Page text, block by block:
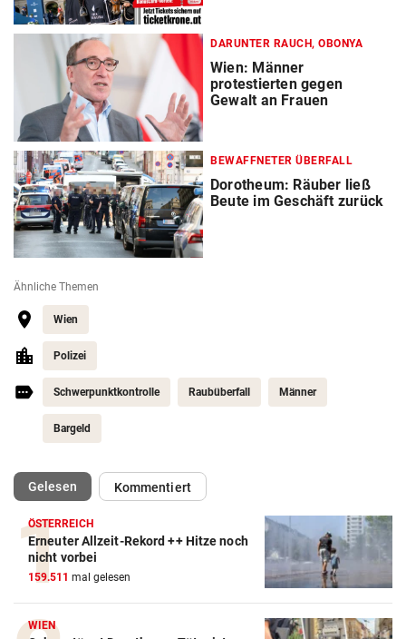
DARUNTER RAUCH, OBONYA
Wien: Männer
protestierten gegen
Gewalt an Frauen
BEWAFFNETER ÜBERFALL
Dorotheum: Räuber ließ
Beute im Geschäft zurück
Ähnliche Themen
Wien
Polizei
Schwerpunktkontrolle Raubüberfall Männer
Bargeld
Gelesen(ausgewählt)Kommentiert
ÖSTERREICH
Erneuter Allzeit-Rekord ++ Hitze noch
nicht vorbei
159.511 mal gelesen
WIEN